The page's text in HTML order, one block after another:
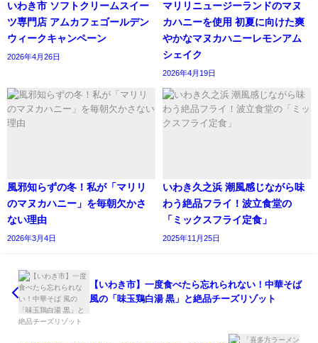
いわき市 ソフトクリームスイー
ツ専門店 アムカフェゴールデン
ウィークキャンペーン
2026年4月26日
マリリニュージーランドのマヌ
カハニーを使用 初夏に向けた爽
やかなマヌカハニーレモンアム
シェイク
2026年4月19日
風邪知らずの冬！私が「マリリ
のマヌカハニー」を毎朝欠かさ
ない理由
2026年3月4日
いわき久之浜 潮風感じながら味
わう絶品フライ！波立食堂の
「ミックスフライ定食」
2025年11月25日
【いわき市】一度食べたら忘れられない！中華そば
風の「味玉鶏白湯 黒」と絶品チーズリゾット